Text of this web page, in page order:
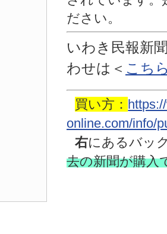
ださい。
いわき民報新
わせは ＜ こち
買い方：
online.com/info/
右にあるバッ
去の新聞が購入